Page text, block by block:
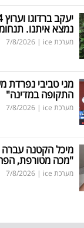
נמצא איתנו.
מערכת ice |
7/8/2026
התקופה במדינה"
מערכת ice |
7/8/2026
מיכל הקטנה
"מכה מטורפת,
מערכת ice |
7/8/2026